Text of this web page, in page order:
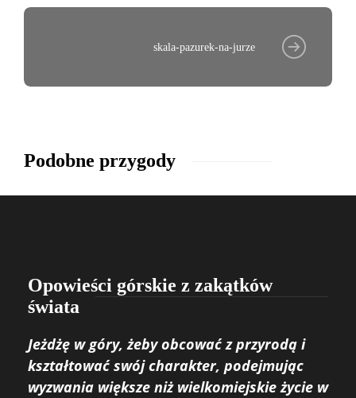
skala-pazurek-na-jurze
Podobne przygody
Opowieści górskie z zakątków
świata
Jeżdżę w góry, żeby obcować z przyrodą i
kształtować swój charakter, podejmując
wyzwania większe niż wielkomiejskie życie w